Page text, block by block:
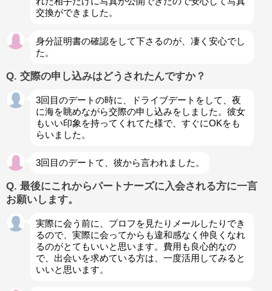
交換ができました。
身分証明書の確認をして下さるのが、凄く安心でし
た。
Q. 交際の申し込みはどうされたんですか？
3回目のデートの時に、ドライブデートをして、夜
に海を眺めながら交際の申し込みをしました。彼女
もいい印象を持ってくれてた様で、すぐにOKをも
らいました。
3回目のデートて、彼から言われました。
Q. 最後にこれからパートナーズに入会される方に一言
お願いします。
実際に会う前に、プロフを見たりメールしたりでき
るので、実際に会ってからも違和感なく仲良くなれ
るのがとてもいいと思います。費用も良心的なの
で、出会いを求めている方は、一度活用してみると
いいと思います。